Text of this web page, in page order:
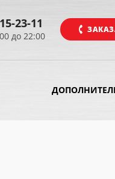
23-11
до 22:00